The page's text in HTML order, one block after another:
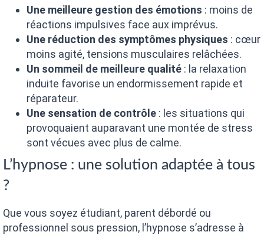
Une meilleure gestion des émotions : moins de
réactions impulsives face aux imprévus.
Une réduction des symptômes physiques : cœur
moins agité, tensions musculaires relâchées.
Un sommeil de meilleure qualité : la relaxation
induite favorise un endormissement rapide et
réparateur.
Une sensation de contrôle : les situations qui
provoquaient auparavant une montée de stress
sont vécues avec plus de calme.
L’hypnose : une solution adaptée à tous
?
Que vous soyez étudiant, parent débordé ou
professionnel sous pression, l’hypnose s’adresse à